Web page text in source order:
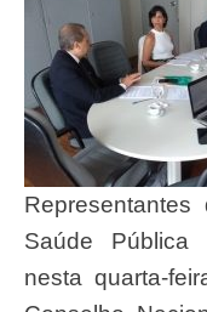
Saúde Pública
nesta quarta-